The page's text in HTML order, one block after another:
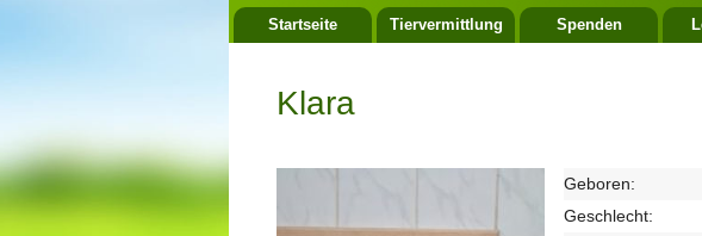
Startseite Tiervermittlung Spenden
Klara
Geboren:
Geschlecht: